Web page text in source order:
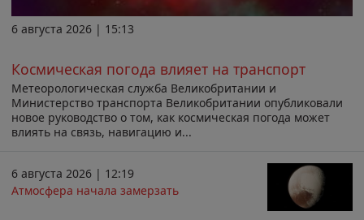
6 августа 2026 | 15:13
Космическая погода влияет на транспорт
Метеорологическая служба Великобритании и
Министерство транспорта Великобритании опубликовали
новое руководство о том, как космическая погода может
влиять на связь, навигацию и...
6 августа 2026 | 12:19
Атмосфера начала замерзать